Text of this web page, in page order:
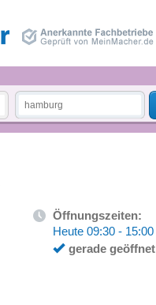
Öffnungszeiten:
Heute 09:30 -
gerade geöffnet